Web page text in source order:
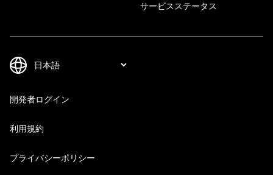
サービスステータス
開発者ログイン
利用規約
プライバシーポリシー